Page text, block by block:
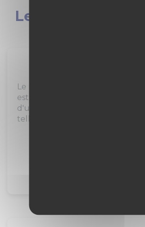
Les métiers qui
Le métier d'assistant administratif
est essentiel dans le bon
d'une entreprise. Il/elle assure
telles que la gestion des...